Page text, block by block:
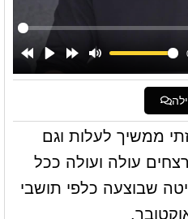
ממשיך לעלות וגם
עולה ועולה ככל
שבוצעה כלפי תושבי